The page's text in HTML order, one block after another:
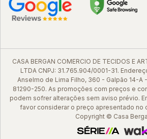
CASA BERGAN COMERCIO DE TECIDOS E
LTDA CNPJ: 31.765.904/0001-31.
Anselmo de Lima Filho, 360 - Galpão 14-A -
81290-250. As promoções com preços e
podem sofrer alterações sem aviso prévio.
favor considerar o preço apresentado no
Copyright © Casa